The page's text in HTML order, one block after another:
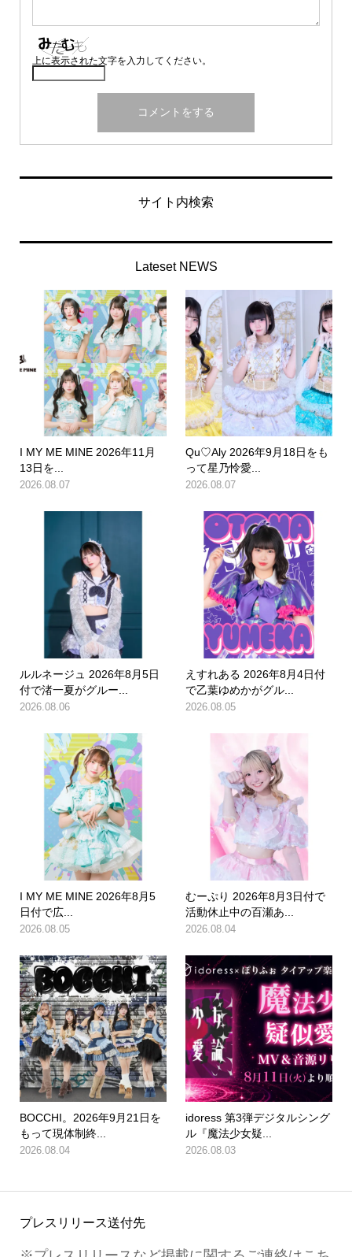
上に表示された文字を入力してください。
サイト内検索
Lateset NEWS
I MY ME MINE 2026年11月
13日を...
2026.08.07
Qu♡Aly 2026年9月18日をも
って星乃怜愛...
2026.08.07
ルルネージュ 2026年8月5日
付で渚一夏がグルー...
2026.08.06
えすれある 2026年8月4日付
で乙葉ゆめかがグル...
2026.08.05
I MY ME MINE 2026年8月5
日付で広...
2026.08.05
むーぷり 2026年8月3日付で
活動休止中の百瀬あ...
2026.08.04
BOCCHI。2026年9月21日を
もって現体制終...
2026.08.04
idoress 第3弾デジタルシング
ル『魔法少女疑...
2026.08.03
プレスリリース送付先